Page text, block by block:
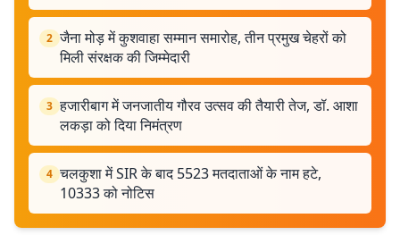
2 जैना मोड़ में कुशवाहा सम्मान समारोह, तीन प्रमुख चेहरों को
मिली संरक्षक की जिम्मेदारी
3 हजारीबाग में जनजातीय गौरव उत्सव की तैयारी तेज, डॉ. आशा
लकड़ा को दिया निमंत्रण
4 चलकुशा में SIR के बाद 5523 मतदाताओं के नाम हटे,
10333 को नोटिस